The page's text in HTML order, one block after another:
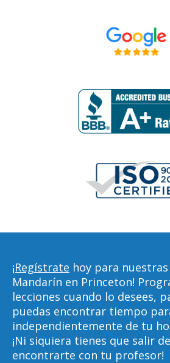
¡Regístrate hoy para
Mandarín en Princeton!
lecciones cuando lo desees,
puedas encontrar tiempo
independientemente de tu
¡Ni siquiera tienes que salir
encontrarte con tu profesor!